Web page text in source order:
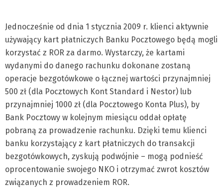
Jednocześnie od dnia 1 stycznia 2009 r. klienci aktywnie
używający kart płatniczych Banku Pocztowego będą mogli
korzystać z ROR za darmo. Wystarczy, że kartami
wydanymi do danego rachunku dokonane zostaną
operacje bezgotówkowe o łącznej wartości przynajmniej
500 zł (dla Pocztowych Kont Standard i Nestor) lub
przynajmniej 1000 zł (dla Pocztowego Konta Plus), by
Bank Pocztowy w kolejnym miesiącu oddał opłatę
pobraną za prowadzenie rachunku. Dzięki temu klienci
banku korzystający z kart płatniczych do transakcji
bezgotówkowych, zyskują podwójnie – mogą podnieść
oprocentowanie swojego NKO i otrzymać zwrot kosztów
związanych z prowadzeniem ROR.